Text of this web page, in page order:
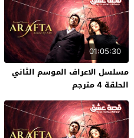
01:05:30
مسلسل الاعراف الموسم الثاني
الحلقة 4 مترجم